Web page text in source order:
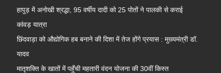
हापुड़ में अनोखी श्रद्धा, 95 वर्षीय दादी को 25 पोतों ने पालकी से कराई
कांवड़ यात्रा
छिंदवाड़ा को औद्योगिक हब बनाने की दिशा में तेज होंगे प्रयास : मुख्यमंत्री डॉ.
यादव
मातृशक्ति के खातों में पहुँची महतारी वंदन योजना की 30वीं किस्त